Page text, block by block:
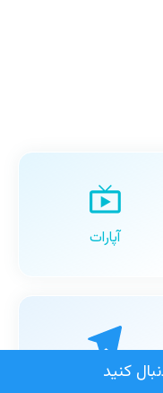
کنید
آپارات
تلگرام